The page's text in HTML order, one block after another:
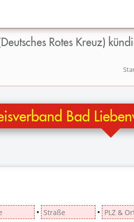
Rotes Kreuz)
Bad
▪ ▪